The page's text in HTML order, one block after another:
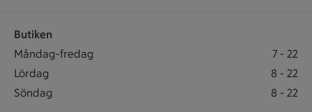
Butiken
Butiken öppet: Måndag-fredag 7 till 22
Måndag-fredag 7 - 22
Butiken öppet: Lördag 8 till 22
Lördag 8 - 22
Butiken öppet: Söndag 8 till 22
Söndag 8 - 22